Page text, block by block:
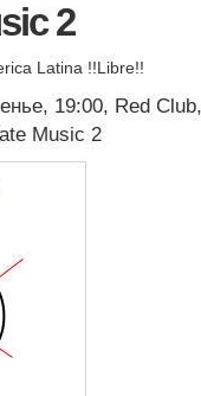
2
Latina !!Libre!!
19:00, Red
Music 2